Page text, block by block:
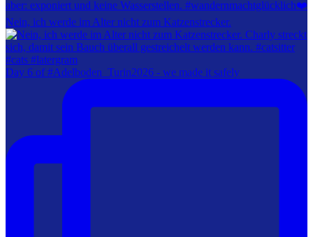
Nein, ich werde im Alter nicht zum Katzenstrecker.
Day 6 of #Adelboden_Turin2026 - we made it safely